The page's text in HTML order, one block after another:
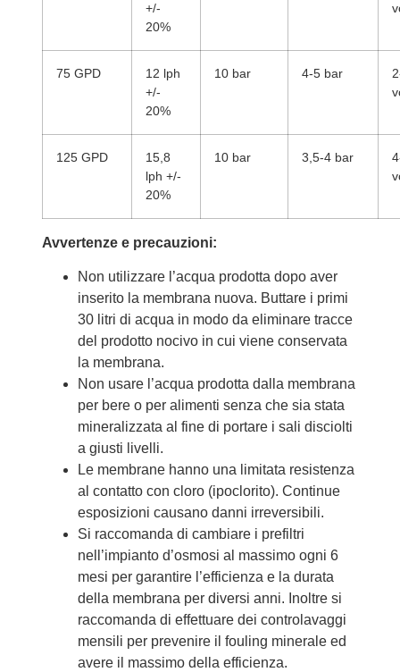
+/-
20%
75 GPD
12 lph
+/-
20%
10 bar 4-5 bar
125 GPD
15,8
lph +/-
20%
10 bar 3,5-4 bar
Avvertenze e precauzioni:
Non utilizzare l’acqua prodotta dopo aver
inserito la membrana nuova. Buttare i primi
30 litri di acqua in modo da eliminare tracce
del prodotto nocivo in cui viene conservata
la membrana.
Non usare l’acqua prodotta dalla membrana
per bere o per alimenti senza che sia stata
mineralizzata al fine di portare i sali disciolti
a giusti livelli.
Le membrane hanno una limitata resistenza
al contatto con cloro (ipoclorito). Continue
esposizioni causano danni irreversibili.
Si raccomanda di cambiare i prefiltri
nell’impianto d’osmosi al massimo ogni 6
mesi per garantire l’efficienza e la durata
della membrana per diversi anni. Inoltre si
raccomanda di effettuare dei controlavaggi
mensili per prevenire il fouling minerale ed
avere il massimo della efficienza.